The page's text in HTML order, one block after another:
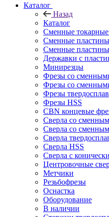
Каталог
Назад
Каталог
Сменные
Сменные
Сменные
Державки с
Минирезцы
Фрезы со
Фрезы со
Фрезы
Фрезы HSS
CBN концевые
Сверла со
Сверла со
Сверла
Сверла HSS
Сверла с
Центровочные
Метчики
Резьбофрезы
Оснастка
Оборудование
В наличии